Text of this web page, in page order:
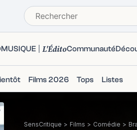
MUSIQUE L'ÉditoCommunauté
Films 2026 Tops Listes
SensCritique > Films > Comédie >